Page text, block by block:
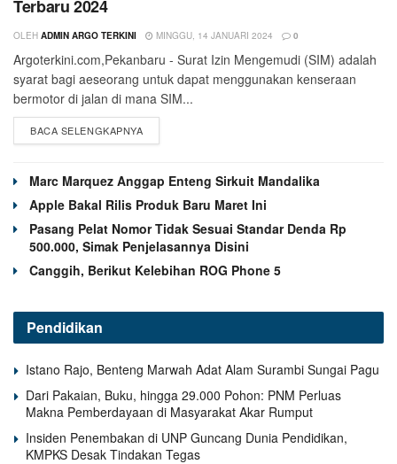
Terbaru 2024
OLEH ADMIN ARGO TERKINI MINGGU, 14 JANUARI 2024 0
Argoterkini.com,Pekanbaru - Surat Izin Mengemudi (SIM) adalah
syarat bagi aeseorang untuk dapat menggunakan kenseraan
bermotor di jalan di mana SIM...
BACA SELENGKAPNYA
Marc Marquez Anggap Enteng Sirkuit Mandalika
Apple Bakal Rilis Produk Baru Maret Ini
Pasang Pelat Nomor Tidak Sesuai Standar Denda Rp
500.000, Simak Penjelasannya Disini
Canggih, Berikut Kelebihan ROG Phone 5
Pendidikan
Istano Rajo, Benteng Marwah Adat Alam Surambi Sungai Pagu
Dari Pakaian, Buku, hingga 29.000 Pohon: PNM Perluas
Makna Pemberdayaan di Masyarakat Akar Rumput
Insiden Penembakan di UNP Guncang Dunia Pendidikan,
KMPKS Desak Tindakan Tegas